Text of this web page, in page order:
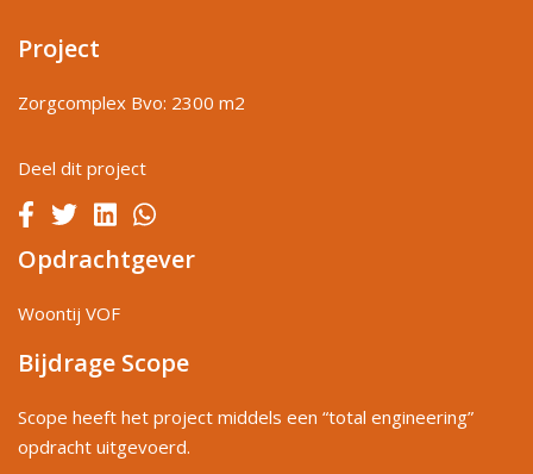
Project
Zorgcomplex Bvo: 2300 m2
Deel dit project
Opdrachtgever
Woontij VOF
Bijdrage Scope
Scope heeft het project middels een “total engineering”
opdracht uitgevoerd.